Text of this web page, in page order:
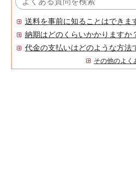
送料を事前に知ることはできま
納期はどのくらいかかりますか
その他のよく